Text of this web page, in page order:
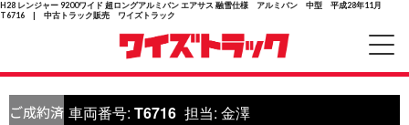
H28 レンジャー 9200ワイド 超ロングアルミバン エアサス 融雪仕様 アルミバン 中型 平成28年11月
T6716 | 中古トラック販売 ワイズトラック
車両番号: T6716 担当: 金澤